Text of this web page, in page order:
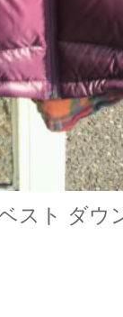
スト ダウ